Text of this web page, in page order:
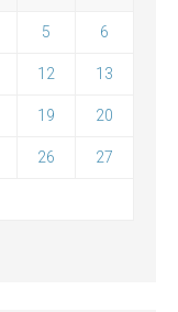
5 6
12 13
19 20
26 27